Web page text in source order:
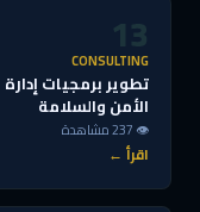
13
CONSULTING
تطوير برمجيات إدارة
الأمن والسلامة
👁 237 مشاهدة
اقرأ ←